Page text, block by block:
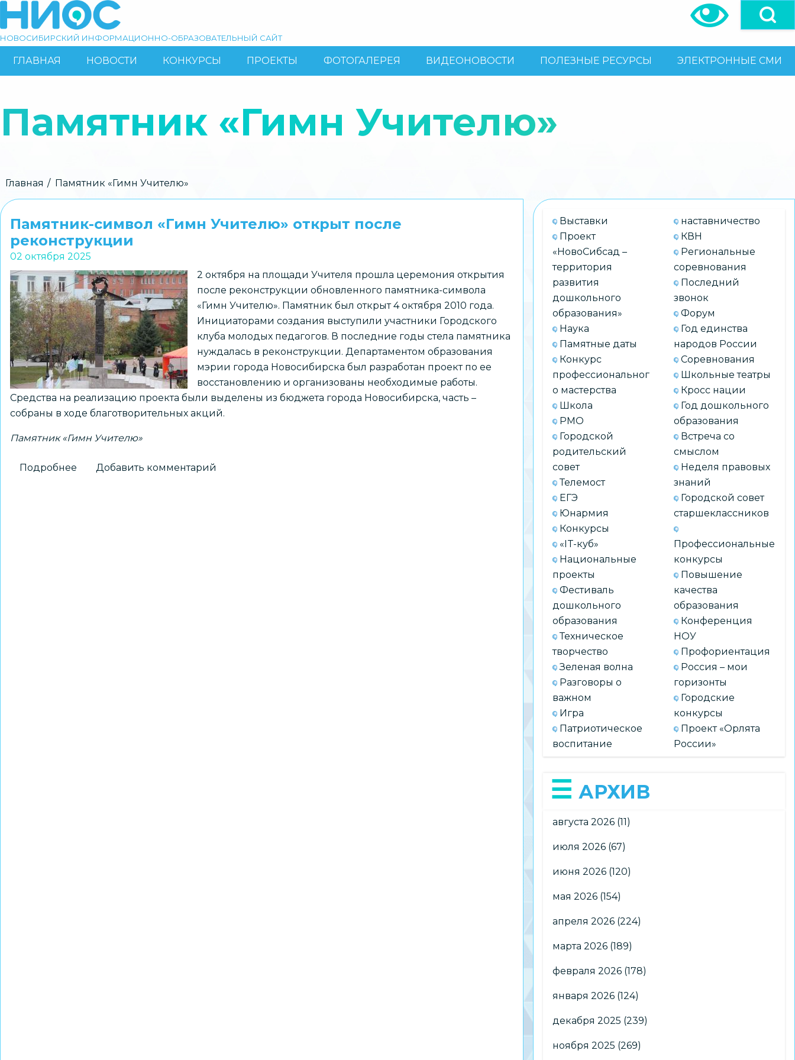
основному
Поиск
НОВОСИБИРСКИЙ ИНФОРМАЦИОННО-ОБРАЗОВАТЕЛЬНЫЙ САЙТ
ОСНОВНАЯ
ГЛАВНАЯ НОВОСТИ КОНКУРСЫ ПРОЕКТЫ ФОТОГАЛЕРЕЯ ВИДЕОНОВОСТИ ПОЛЕЗНЫЕ РЕСУРСЫ ЭЛЕКТРОННЫЕ СМИ
Памятник «Гимн Учителю»
Строка
навигации
Главная Памятник «Гимн Учителю»
Памятник-символ «Гимн Учителю» открыт после
реконструкции
02 октября 2025
2 октября на площади Учителя прошла церемония открытия
после реконструкции обновленного памятника-символа
«Гимн Учителю». Памятник был открыт 4 октября 2010 года.
Инициаторами создания выступили участники Городского
клуба молодых педагогов. В последние годы стела памятника
нуждалась в реконструкции. Департаментом образования
мэрии города Новосибирска был разработан проект по ее
восстановлению и организованы необходимые работы.
Средства на реализацию проекта были выделены из бюджета города Новосибирска, часть –
собраны в ходе благотворительных акций.
Памятник «Гимн Учителю»
Подробнее Добавить комментарий
Выставки
Проект
«НовоСибсад –
территория
развития
дошкольного
образования»
Наука
Памятные даты
Конкурс
профессиональног
о мастерства
Школа
РМО
Городской
родительский
совет
Телемост
ЕГЭ
Юнармия
Конкурсы
«IT-куб»
Национальные
проекты
Фестиваль
дошкольного
образования
Техническое
творчество
Зеленая волна
Разговоры о
важном
Игра
Патриотическое
воспитание
наставничество
КВН
Региональные
соревнования
Последний
звонок
Форум
Год единства
народов России
Соревнования
Школьные театры
Кросс нации
Год дошкольного
образования
Встреча со
смыслом
Неделя правовых
знаний
Городской совет
старшеклассников
Профессиональные
конкурсы
Повышение
качества
образования
Конференция
НОУ
Профориентация
Россия – мои
горизонты
Городские
конкурсы
Проект «Орлята
России»
АРХИВ
августа 2026 (11)
июля 2026 (67)
июня 2026 (120)
мая 2026 (154)
апреля 2026 (224)
марта 2026 (189)
февраля 2026 (178)
января 2026 (124)
декабря 2025 (239)
ноября 2025 (269)